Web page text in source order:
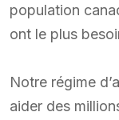
population
ont le plus
Notre régime
aider des